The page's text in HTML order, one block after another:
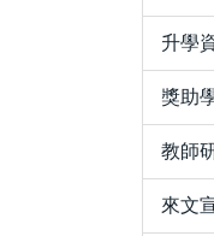
升學
獎助
教師
來文